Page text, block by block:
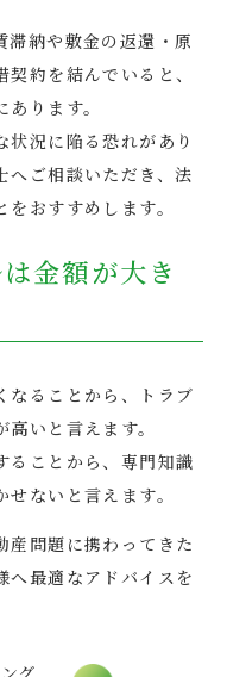
滞納や敷金の返還・原
約を結んでいると、
ります。
状況に陥る恐れがあり
へご相談いただき、法
おすすめします。
金額が大き
なることから、トラブ
いと言えます。
ることから、専門知識
ないと言えます。
産問題に携わってきた
へ最適なアドバイスを
グ